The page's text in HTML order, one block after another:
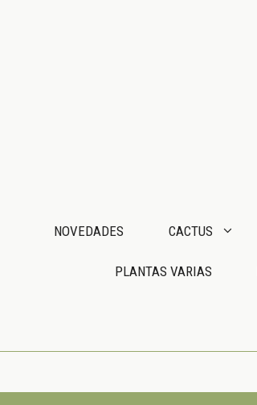
NOVEDADES CACTUS
PLANTAS VARIAS